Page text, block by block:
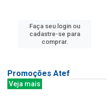
Faça seu login ou
cadastre-se para
comprar.
Promoções Atef
Veja mais